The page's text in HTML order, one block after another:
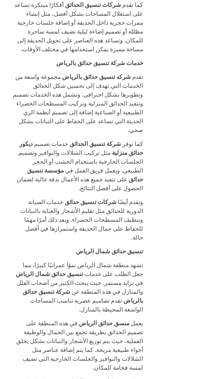
كما تقدم شركات تنسيق الحدائق أفكارًا مبتكرة تساعد
على استغلال المساحات بشكل أفضل، مثل إنشاء
ممرات حجرية داخل الحديقة أو إضافة جلسات خارجية
مظللة أو تصميم إضاءة ليلية تضيف لمسة ساحرة
للمكان. وتساعد هذه العناصر على تحويل الحديقة إلى
مساحة مميزة يمكن استخدامها في مختلف الأوقات.
خدمات شركة تنسيق حدائق بالرياض
تقدم شركه تنسيق حدائق بالرياض مجموعة واسعة من
الخدمات التي تهدف إلى تحسين شكل الحدائق
وتطويرها بشكل احترافي. وتشمل هذه الخدمات تصميم
وتنفيذ الحدائق المنزلية وتركيب المسطحات الخضراء
الطبيعية أو الصناعية إضافة إلى تصميم أنظمة الري
الحديثة التي تساعد على الحفاظ على النباتات بشكل
صحي.
كما توفر شركة تنسيق الحدائق خدمات تصميم ديكور
حدائق منزلية مثل تركيب الشلالات والنوافير وتصميم
الجلسات الخارجية باستخدام الخشب أو الحجر
الطبيعي. ويعمل فريق العمل فيمؤسسة تنسيق
حدائق على تنفيذ جميع هذه الأعمال بدقة عالية لضمان
الحصول على أفضل النتائج.
وتقدم أيضًا شركات تنسيق حدائق خدمات الصيانة
الدورية للحدائق مثل تقليم الأشجار والعناية بالنباتات
وتنظيف المسطحات الخضراء. ويعد ذلك أمرًا مهمًا
للحفاظ على جمال الحديقة واستمرارها في أفضل
حالة.
تنسيق حدائق شمال الرياض
تشهد منطقة شمال الرياض نموًا عمرانيًا كبيرًا، مما
جعل الطلب على خدماتتنسيق حدائق شمال الرياض
في تزايد مستمر. حيث يبحث الكثير من أصحاب الفلل
والمنازل في هذه المنطقة عن شركة تنسيق حدائق
بالرياض تقدم تصاميم عصرية تناسب المساحات
الواسعة المحيطة بالمنازل.
يعمل منسق حدائق الرياض في هذه المنطقة على
تصميم الحدائق بطريقة تجمع بين الجمال والوظيفة
العملية، حيث يتم توزيع الأشجار والنباتات بشكل يخلق
أجواء طبيعية مريحة. كما يتم إضافة عناصر مثل
الشلالات والنوافير والجلسات الخارجية التي تضيف
لمسة فخامة للمكان.